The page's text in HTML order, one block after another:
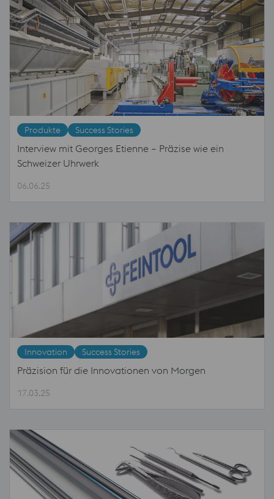
Produkte Success Stories
Interview mit Georges Etienne – Präzise wie ein
Schweizer Uhrwerk
06.06.25
Innovation Success Stories
Präzision für die Innovationen von Morgen
17.03.25